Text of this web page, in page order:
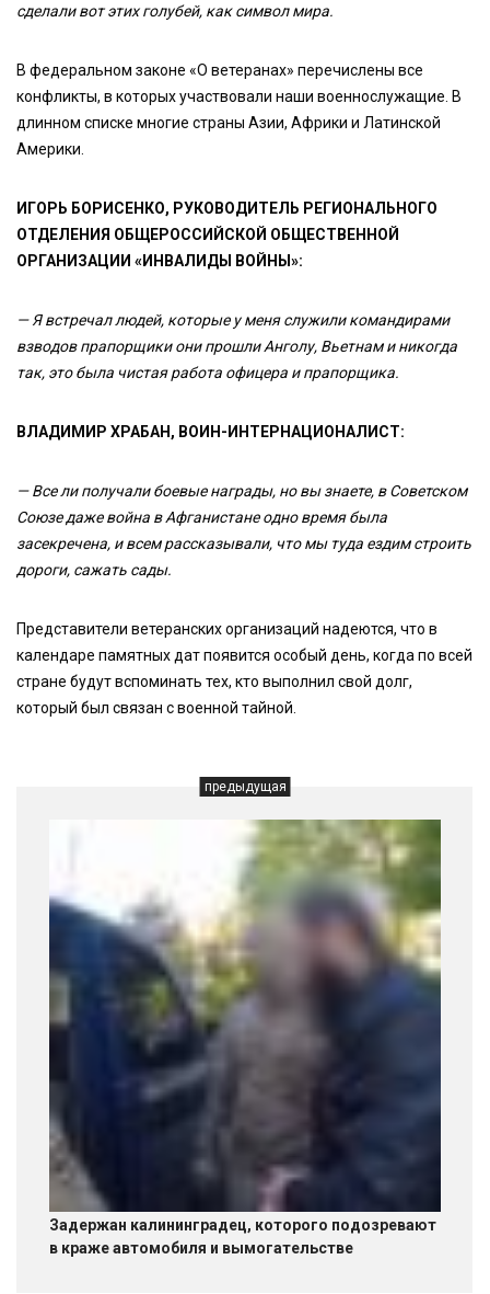
сделали вот этих голубей, как символ мира.
В федеральном законе «О ветеранах» перечислены все
конфликты, в которых участвовали наши военнослужащие. В
длинном списке многие страны Азии, Африки и Латинской
Америки.
ИГОРЬ БОРИСЕНКО, РУКОВОДИТЕЛЬ РЕГИОНАЛЬНОГО
ОТДЕЛЕНИЯ ОБЩЕРОССИЙСКОЙ ОБЩЕСТВЕННОЙ
ОРГАНИЗАЦИИ «ИНВАЛИДЫ ВОЙНЫ»:
— Я встречал людей, которые у меня служили командирами
взводов прапорщики они прошли Анголу, Вьетнам и никогда
так, это была чистая работа офицера и прапорщика.
ВЛАДИМИР ХРАБАН, ВОИН-ИНТЕРНАЦИОНАЛИСТ:
— Все ли получали боевые награды, но вы знаете, в Советском
Союзе даже война в Афганистане одно время была
засекречена, и всем рассказывали, что мы туда ездим строить
дороги, сажать сады.
Представители ветеранских организаций надеются, что в
календаре памятных дат появится особый день, когда по всей
стране будут вспоминать тех, кто выполнил свой долг,
который был связан с военной тайной.
предыдущая
Задержан калининградец, которого подозревают
в краже автомобиля и вымогательстве